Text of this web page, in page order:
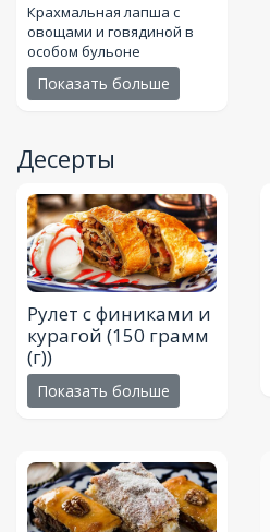
Крахмальная лапша с
овощами и говядиной в
особом бульоне
Показать больше
Десерты
Рулет с финиками и
курагой (150 грамм
(г))
Показать больше